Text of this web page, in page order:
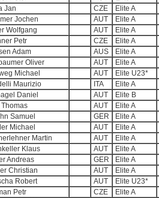
Jan CZE Elite A
Jochen AUT Elite A
Wolfgang AUT Elite A
Petr CZE Elite A
Adam AUS Elite A
Oliver AUT Elite A
Michael AUT Elite U23*
Maurizio ITA Elite A
Daniel AUT Elite B
Thomas AUT Elite A
Samuel GER Elite A
Michael AUT Elite A
Martin AUT Elite A
Klaus AUT Elite A
Andreas GER Elite A
Christian AUT Elite A
Robert AUT Elite U23*
Petr CZE Elite A